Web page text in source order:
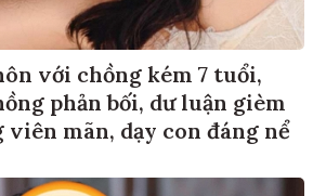
với chồng kém 7 tuổi,
phản bối, dư luận gièm
viên mãn, dạy con đáng nể